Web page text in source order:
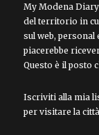
My Modena
del territorio in
sul web,
piacerebbe
Questo è il posto
Iscriviti alla mia
per visitare la